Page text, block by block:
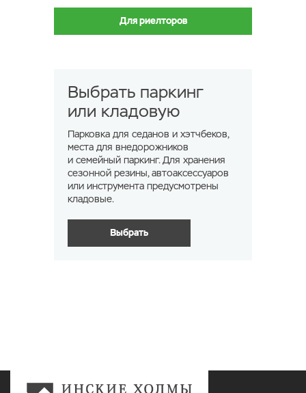
Для риелторов
Выбрать паркинг
или кладовую
Парковка для седанов и хэтчбеков,
места для внедорожников
и семейный паркинг. Для хранения
сезонной резины, автоаксессуаров
или инструмента предусмотрены
кладовые.
Выбрать